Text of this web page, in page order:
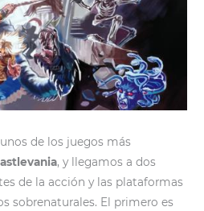
de los juegos más
, y llegamos a dos
de la acción y las plataformas
sobrenaturales. El primero es